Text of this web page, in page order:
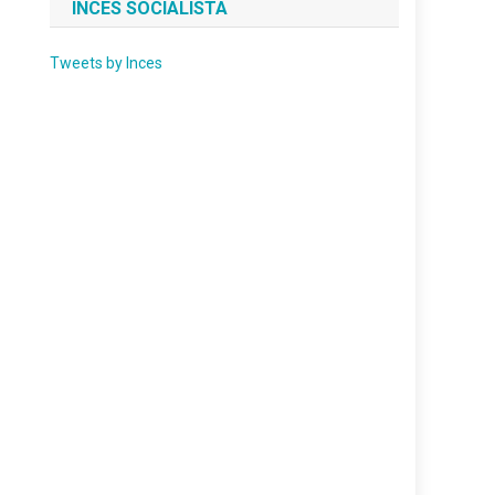
INCES SOCIALISTA
Tweets by Inces